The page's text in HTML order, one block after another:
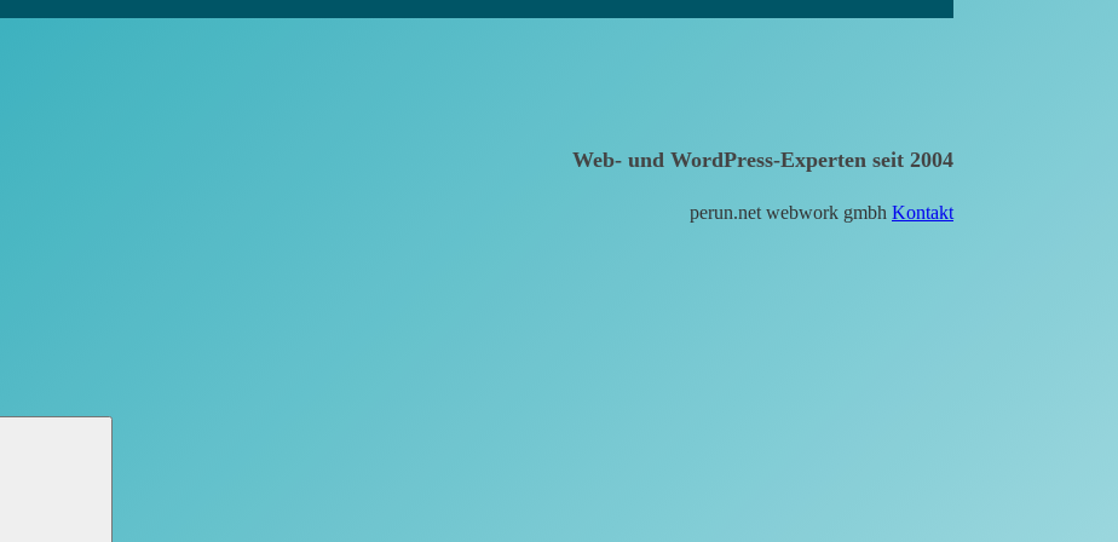
Web- und WordPress-Experten seit 2004
perun.net webwork gmbh Kontakt